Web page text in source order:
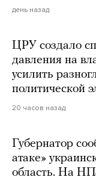
день назад
ЦРУ создало
давления на
усилить
политической
20 часов назад
Губернатор
атаке»
область. На